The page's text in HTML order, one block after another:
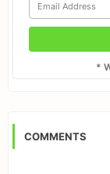
*
COMMENTS